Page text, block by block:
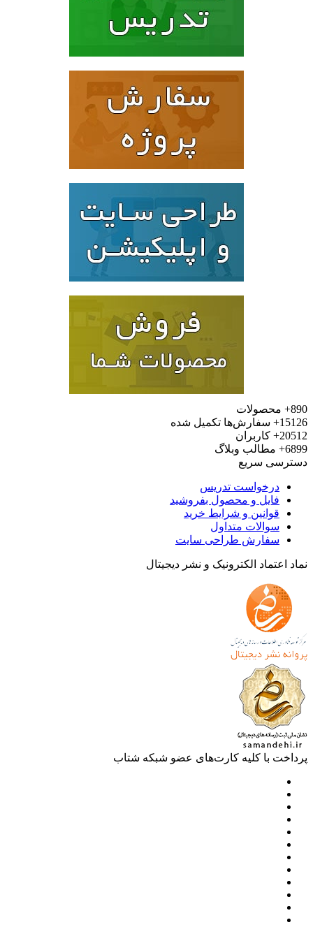
محصولات
سفارش‌ها تکمیل شده
کاربران
مطالب وبلاگ
سریع
درخواست تدریس
فایل و محصول بفروشید
قوانین و شرایط خرید
سوالات متداول
سفارش طراحی سایت
اعتماد الکترونیک و نشر دیجیتال
با کلیه کارت‌های عضو شبکه شتاب